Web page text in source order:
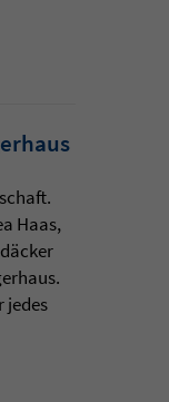
Haas,
jedes